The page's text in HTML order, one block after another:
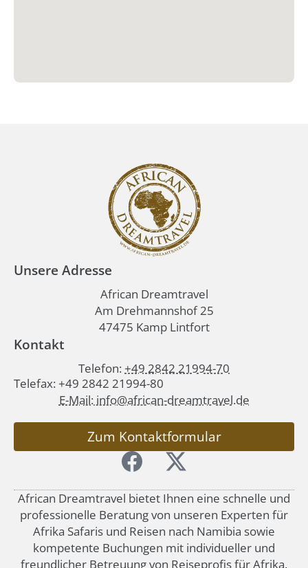
Unsere Adresse
African Dreamtravel
Am Drehmannshof 25
47475 Kamp Lintfort
Kontakt
Telefon: +49 2842 21994-70
Telefax: +49 2842 21994-80
E-Mail: info@african-dreamtravel.de
Zum Kontaktformular
African Dreamtravel bietet Ihnen eine schnelle und
professionelle Beratung von unseren Experten für
Afrika Safaris und Reisen nach Namibia sowie
kompetente Buchungen mit individueller und
freundlicher Betreuung von Reiseprofis für Afrika.